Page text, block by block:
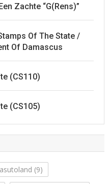
Zachte “G(rens)”
Of The State /
Of Damascus
(CS110)
(CS105)
(9)